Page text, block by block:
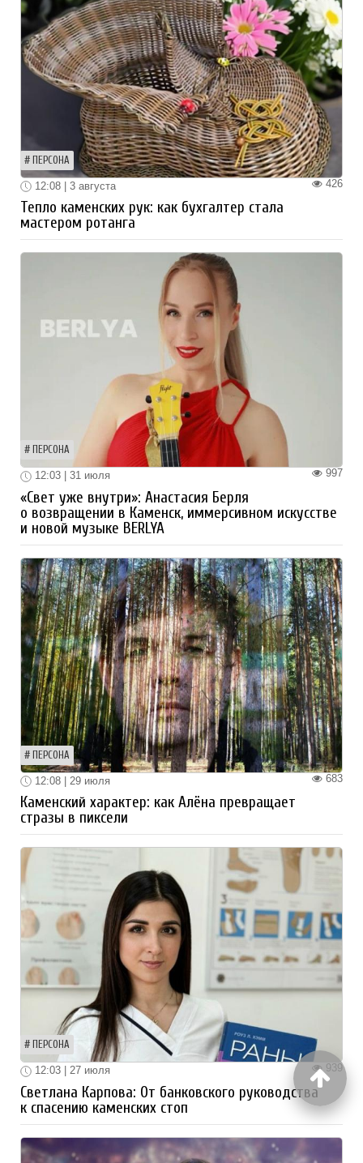
ПЕРСОНА
426
12:08 | 3 августа
Тепло каменских рук: как бухгалтер стала
мастером ротанга
ПЕРСОНА
997
12:03 | 31 июля
«Свет уже внутри»: Анастасия Берля
о возвращении в Каменск, иммерсивном искусстве
и новой музыке BERLYA
ПЕРСОНА
683
12:08 | 29 июля
Каменский характер: как Алёна превращает
стразы в пиксели
ПЕРСОНА
939
12:03 | 27 июля
Светлана Карпова: От банковского руководства
к спасению каменских стоп